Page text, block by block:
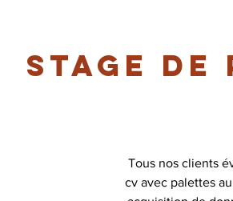
Stage
Tous nos clients
cv avec palettes